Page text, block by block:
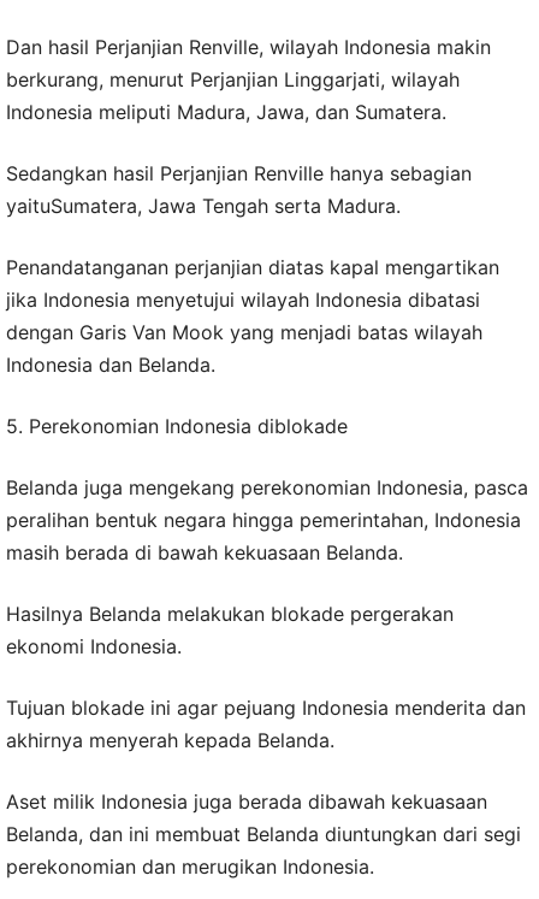
Dan hasil Perjanjian Renville, wilayah Indonesia makin
berkurang, menurut Perjanjian Linggarjati, wilayah
Indonesia meliputi Madura, Jawa, dan Sumatera.
Sedangkan hasil Perjanjian Renville hanya sebagian
yaituSumatera, Jawa Tengah serta Madura.
Penandatanganan perjanjian diatas kapal mengartikan
jika Indonesia menyetujui wilayah Indonesia dibatasi
dengan Garis Van Mook yang menjadi batas wilayah
Indonesia dan Belanda.
5. Perekonomian Indonesia diblokade
Belanda juga mengekang perekonomian Indonesia, pasca
peralihan bentuk negara hingga pemerintahan, Indonesia
masih berada di bawah kekuasaan Belanda.
Hasilnya Belanda melakukan blokade pergerakan
ekonomi Indonesia.
Tujuan blokade ini agar pejuang Indonesia menderita dan
akhirnya menyerah kepada Belanda.
Aset milik Indonesia juga berada dibawah kekuasaan
Belanda, dan ini membuat Belanda diuntungkan dari segi
perekonomian dan merugikan Indonesia.